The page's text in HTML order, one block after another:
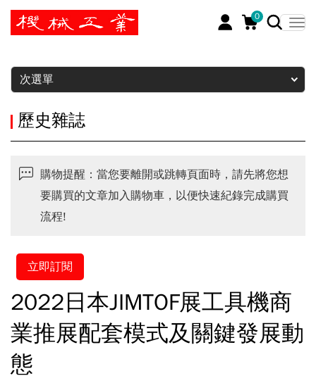
0
暫停
次選單
歷史雜誌
購物提醒：當您要離開或跳轉頁面時，請先將您想
要購買的文章加入購物車，以便快速紀錄完成購買
流程!
立即訂閱
2022日本JIMTOF展工具機商
業推展配套模式及關鍵發展動
態